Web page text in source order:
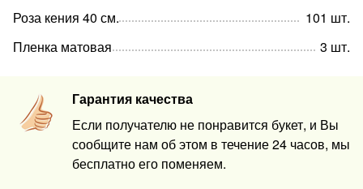
Гарантия качества
Если получателю не понравится букет, и Вы
сообщите нам об этом в течение 24 часов, мы
бесплатно его поменяем.
Роза кения 40 см. 101 шт.
Пленка матовая
3 шт.